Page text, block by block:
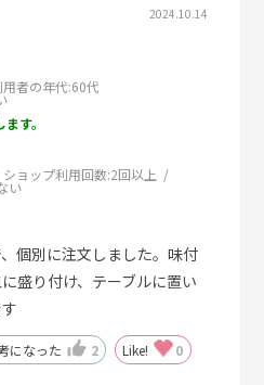
2024.10.14
者の年代:60代
す。
ショップ利用回数:2回以上
い
個別に注文しました。味付
盛り付け、テーブルに置い
になった 2 Like! 0